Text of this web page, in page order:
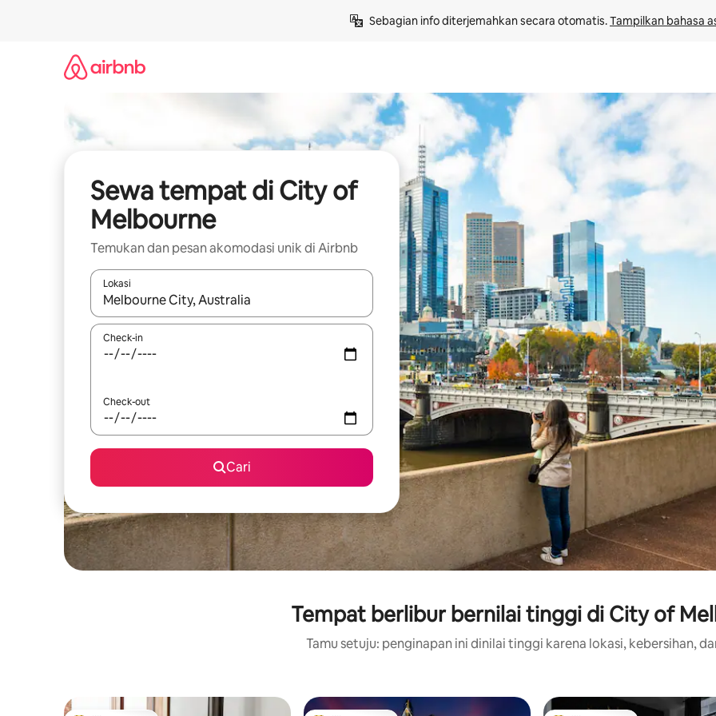
Sebagian info diterjemahkan secara otomatis. Tampilkan bahasa
Sewa tempat di City of
Melbourne
Temukan dan pesan akomodasi unik di Airbnb
Lokasi
Jika hasil yang dicari tersedia, telusuri dengan tombol panah ke atas dan ke bawah atau jelajahi dengan sentuhan atau
Check-in
Check-out
Cari
Tempat berlibur bernilai tinggi di City of
Tamu setuju: penginapan ini dinilai tinggi karena lokasi, kebersihan,